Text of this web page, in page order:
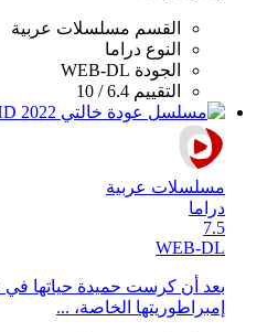
القسم مسلسلات عربية
النوع دراما
الجودة WEB-DL
التقييم 6.4 / 10
مسلسلات عربية
دراما
7.5
WEB-DL
بعد أن كرست حميدة حياتها في
إمبراطوريتها الخاصة، ...